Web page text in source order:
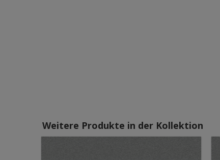
Weitere Produkte in der Kollektion